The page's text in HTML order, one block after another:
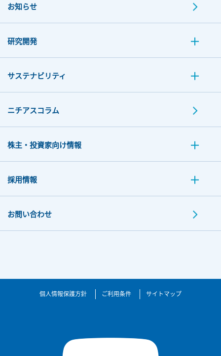
お知らせ
研究開発
サステナビリティ
ニチアスコラム
株主・投資家向け情報
採用情報
お問い合わせ
個人情報保護方針 ご利用条件 サイトマップ